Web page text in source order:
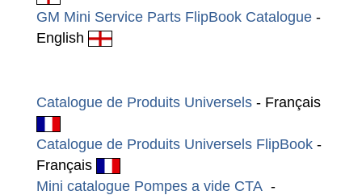
GM Mini Service Parts FlipBook Catalogue -
English
Catalogue de Produits Universels - Français
Catalogue de Produits Universels FlipBook -
Français
Mini catalogue Pompes a vide CTA -